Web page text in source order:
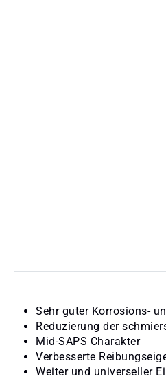
Sehr guter Korrosions-
Reduzierung der
Mid-SAPS Charakter
Verbesserte
Weiter und universeller